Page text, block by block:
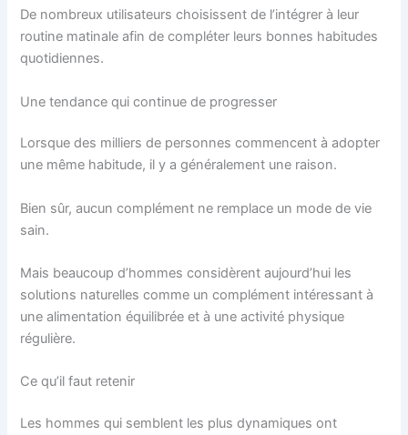
De nombreux utilisateurs choisissent de l’intégrer à leur
routine matinale afin de compléter leurs bonnes habitudes
quotidiennes.
Une tendance qui continue de progresser
Lorsque des milliers de personnes commencent à adopter
une même habitude, il y a généralement une raison.
Bien sûr, aucun complément ne remplace un mode de vie
sain.
Mais beaucoup d’hommes considèrent aujourd’hui les
solutions naturelles comme un complément intéressant à
une alimentation équilibrée et à une activité physique
régulière.
Ce qu’il faut retenir
Les hommes qui semblent les plus dynamiques ont